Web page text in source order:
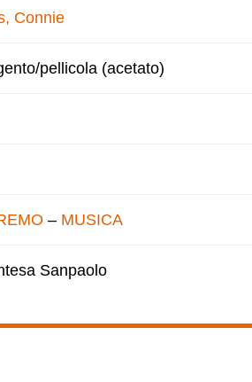
Connie
pellicola (acetato)
– MUSICA
Sanpaolo